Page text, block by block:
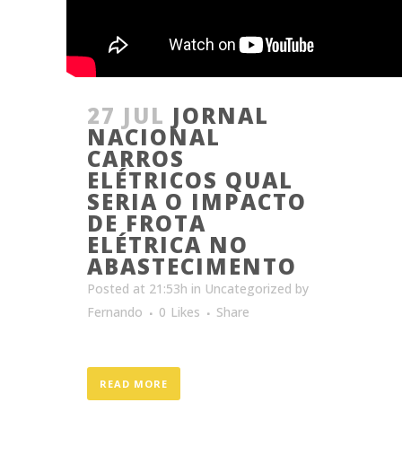
27 JUL JORNAL
NACIONAL
CARROS
ELÉTRICOS QUAL
SERIA O IMPACTO
DE FROTA
ELÉTRICA NO
ABASTECIMENTO
Posted at 21:53h in Uncategorized by
Fernando
0 Likes Share
READ MORE